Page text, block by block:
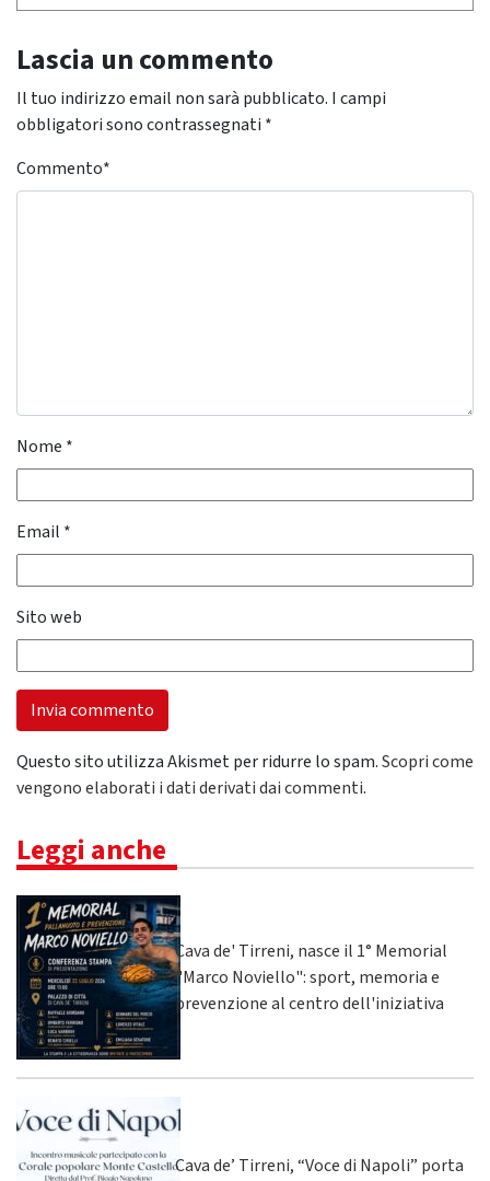
Lascia un commento
Il tuo indirizzo email non sarà pubblicato. I campi
obbligatori sono contrassegnati *
Commento*
Nome *
Email *
Sito web
Questo sito utilizza Akismet per ridurre lo spam.Scopri come
vengono elaborati i dati derivati dai commenti.
Leggi anche
Cava de' Tirreni, nasce il 1° Memorial
"Marco Noviello": sport, memoria e
prevenzione al centro dell'iniziativa
Cava de’ Tirreni, “Voce di Napoli” porta